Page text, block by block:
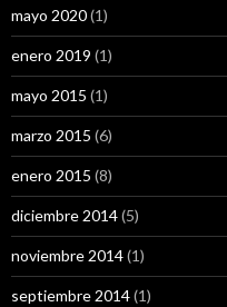
mayo 2020(1)
enero 2019 (1)
mayo 2015 (1)
marzo 2015 (6)
enero 2015 (8)
diciembre 2014(5)
noviembre 2014(1)
septiembre 2014(1)